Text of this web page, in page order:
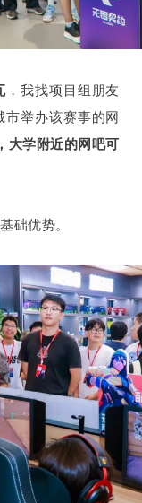
，我找项目组朋友
举办该赛事的网
大学附近的网吧可
础优势。